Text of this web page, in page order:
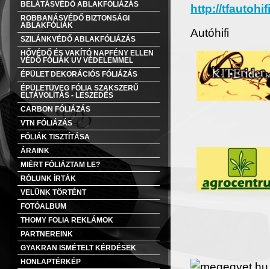
BELÁTÁSVÉDŐ ABLAKFÓLIÁZÁS
ROBBANÁSVÉDŐ BIZTONSÁGI
ABLAKFÓLIÁK
SZILÁNKVÉDŐ ABLAKFÓLIÁZÁS
HŐVÉDŐ ÉS VAKÍTÓ NAPFÉNY ELLEN
VÉDŐ FÓLIÁK UV VÉDELEMMEL
ÉPÜLET DEKORÁCIÓS FÓLIÁZÁS
ÉPÜLETÜVEG FÓLIA SZAKSZERŰ
ELTÁVOLÍTÁS - LESZEDÉS
CARBON FÓLIÁZÁS
VTN FÓLIÁZÁS
FÓLIÁK TISZTÍTÁSA
ÁRAINK
MIÉRT FÓLIÁZTAM LE?
RÓLUNK ÍRTÁK
VELÜNK TÖRTÉNT
FOTÓALBUM
THOMY FOLIA REKLÁMOK
PARTNEREINK
GYAKRAN ISMÉTELT KÉRDÉSEK
HONLAPTÉRKÉP
http://
Autóhifi